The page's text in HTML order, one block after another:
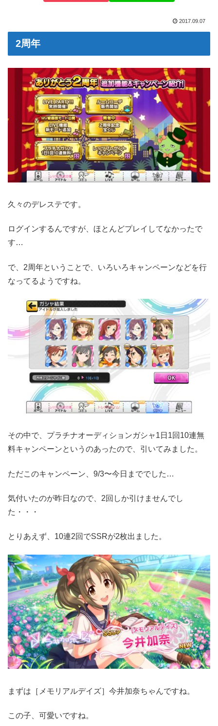
2017.09.07
2周年
久々のデレステです。
ログインするんですが、ほとんどプレイしてなかったで
す…
で、2周年ということで、いろいろキャンペーンなどを行
なってるようですね。
その中で、プラチナオーディションガシャ1日1回10連無
料キャンペーンというのあったので、引いてみました。
ただこのキャンペーン、9/3〜今日まででした…
気付いたのが昨日なので、2回しか引けませんでし
た・・・
とりあえず、10連2回でSSRが2枚出ました。
まずは［メモリアルデイズ］今井加奈ちゃんですね。
この子、可愛いですね。